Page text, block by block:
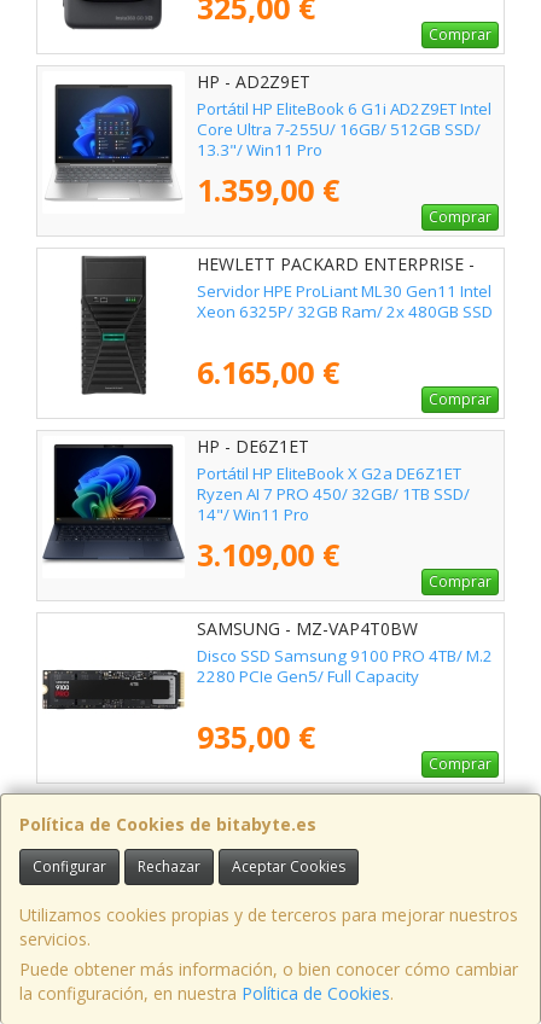
Comprar
HP - AD2Z9ET
Portátil HP EliteBook 6 G1i AD2Z9ET Intel
Core Ultra 7-255U/ 16GB/ 512GB SSD/
13.3"/ Win11 Pro
1.359,00 €
Comprar
HEWLETT PACKARD ENTERPRISE -
P87464-425
Servidor HPE ProLiant ML30 Gen11 Intel
Xeon 6325P/ 32GB Ram/ 2x 480GB SSD
6.165,00 €
Comprar
HP - DE6Z1ET
Portátil HP EliteBook X G2a DE6Z1ET
Ryzen AI 7 PRO 450/ 32GB/ 1TB SSD/
14"/ Win11 Pro
3.109,00 €
Comprar
SAMSUNG - MZ-VAP4T0BW
Disco SSD Samsung 9100 PRO 4TB/ M.2
2280 PCIe Gen5/ Full Capacity
935,00 €
Comprar
Ventilador con Disipador Mars Gaming
MCPU-X26/ 12cm
39,50 €
SAMSUNG - MZ-V9P2T0CW
Política de Cookies de bitabyte.es
Configurar Rechazar Aceptar Cookies
Utilizamos cookies propias y de terceros para mejorar nuestros
servicios.
Puede obtener más información, o bien conocer cómo cambiar
la configuración, en nuestra Política de Cookies.